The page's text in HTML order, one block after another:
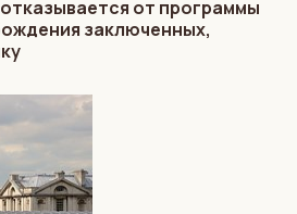
от программы
заключенных,